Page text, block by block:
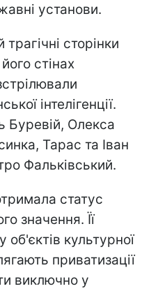
установи.
сторінки
стінах
інтелігенції.
Буревій, Олекса
Тарас та Іван
Фальківський.
статус
значення. Її
культурної
приватизації
виключно у